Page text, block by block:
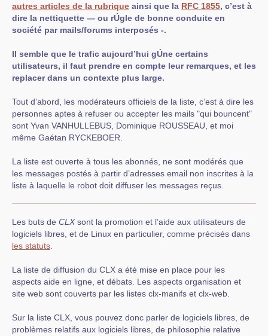
autres articles de la rubrique ainsi que la RFC 1855, c’est à
dire la nettiquette — ou rÚgle de bonne conduite en
société par mails/forums interposés -.
Il semble que le trafic aujourd’hui gÚne certains
utilisateurs, il faut prendre en compte leur remarques, et les
replacer dans un contexte plus large.
Tout d’abord, les modérateurs officiels de la liste, c’est à dire les
personnes aptes à refuser ou accepter les mails "qui bouncent"
sont Yvan VANHULLEBUS, Dominique ROUSSEAU, et moi
même Gaétan RYCKEBOER.
La liste est ouverte à tous les abonnés, ne sont modérés que
les messages postés à partir d’adresses email non inscrites à la
liste à laquelle le robot doit diffuser les messages reçus.
Les buts de CLXsont la promotion et l’aide aux utilisateurs de
logiciels libres, et de Linux en particulier, comme précisés dans
les statuts
La liste de diffusion du CLX a été mise en place pour les
aspects aide en ligne, et débats. Les aspects organisation et
site web sont couverts par les listes clx-manifs et clx-web.
Sur la liste CLX, vous pouvez donc parler de logiciels libres, de
problèmes relatifs aux logiciels libres, de philosophie relative